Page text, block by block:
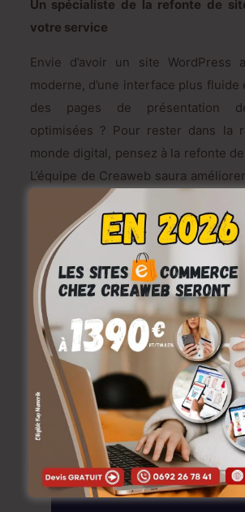
Un spécialiste de la refonte de
votre service
Envie d’avoir un site WordPress
moderne, d’une interface plus
des pages de présentation
optimisées ? Pour rester dans la
monde digital, pensez à la refonte
L’équipe de Creaweb saura
votre plateforme pour la rendre
fonctionnalités seront plus faciles
bien optimisées. Notre objectif,
positionnement de votre site
premiers résultats des moteurs de
que celui-ci soit rentable. Nous
une nette amélioration du design
La fonctionnalité de votre site
même courbe d’amélioration, afin
et les bugs.
Poste relatifs